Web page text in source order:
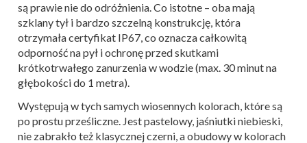
są prawie nie do odróżnienia. Co istotne – oba mają
szklany tył i bardzo szczelną konstrukcję, która
otrzymała certyfikat IP67, co oznacza całkowitą
odporność na pył i ochronę przed skutkami
krótkotrwałego zanurzenia w wodzie (max. 30 minut na
głębokości do 1 metra).
Występują w tych samych wiosennych kolorach, które są
po prostu prześliczne. Jest pastelowy, jaśniutki niebieski,
nie zabrakło też klasycznej czerni, a obudowy w kolorach